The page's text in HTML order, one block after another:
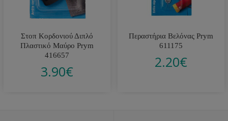
Στοπ Κορδονιού Διπλό
Πλαστικό Μαύρο Prym
416657
3.90€
Περαστήρια Βελόνας Prym
611175
2.20€